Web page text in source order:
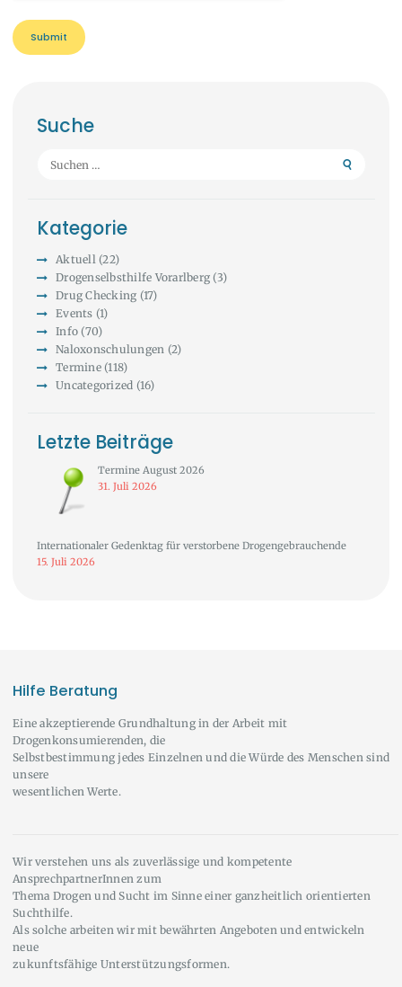
Suche
Suchen
Kategorie
Aktuell(22)
Drogenselbsthilfe Vorarlberg (3)
Drug Checking (17)
Events (1)
Info (70)
Naloxonschulungen (2)
Termine(118)
Uncategorized (16)
Letzte Beiträge
Termine August 2026
31. Juli 2026
Internationaler Gedenktag für verstorbene Drogengebrauchende
15. Juli 2026
Hilfe Beratung
Eine akzeptierende Grundhaltung in der Arbeit mit
Drogenkonsumierenden, die
Selbstbestimmung jedes Einzelnen und die Würde des Menschen sind
unsere
wesentlichen Werte.
Wir verstehen uns als zuverlässige und kompetente
AnsprechpartnerInnen zum
Thema Drogen und Sucht im Sinne einer ganzheitlich orientierten
Suchthilfe.
Als solche arbeiten wir mit bewährten Angeboten und entwickeln
neue
zukunftsfähige Unterstützungsformen.